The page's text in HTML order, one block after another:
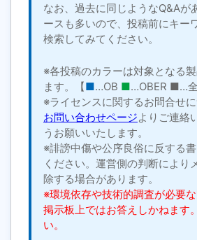
なお、過去に同じようなQ&Aが
ースも多いので、投稿前にキー
検索してみてください。
※各投稿のカラーは対象となる
ます。【■…OB ■…OBER ■…
※ライセンスに関するお問合せに
お問い合わせページよりご連絡
うお願いいたします。
※誹謗中傷や公序良俗に反する
ください。運営側の判断により
除する場合があります。
※環境依存や技術的調査が必要
掲示板上ではお答えしかねます
い。